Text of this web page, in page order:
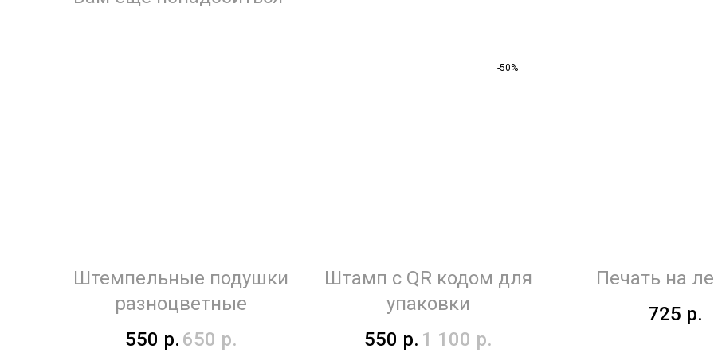
Штемпельные подушки
разноцветные
550 р.650 р.
-50%
Штамп с QR кодом для
упаковки
550 р.1 100 р.
Печать на
725 р.